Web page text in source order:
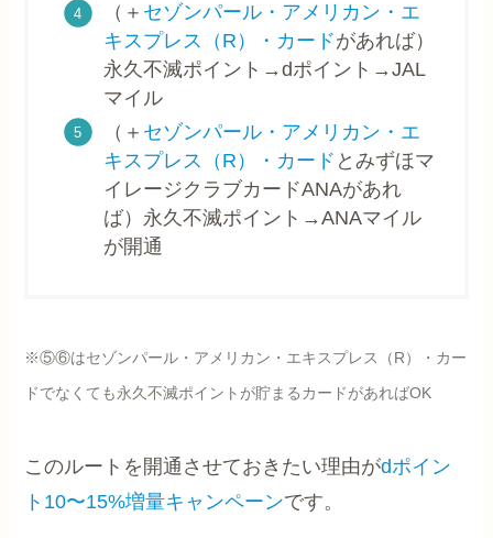
（＋ セゾンパール・アメリカン・エ
キスプレス（R）・カードがあれば）
永久不滅ポイント→dポイント→JAL
マイル
（＋ セゾンパール・アメリカン・エ
キスプレス（R）・カード とみずほマ
イレージクラブカードANAがあれ
ば）永久不滅ポイント→ANAマイル
が開通
※⑤⑥はセゾンパール・アメリカン・エキスプレス（R）・カー
ドでなくても永久不滅ポイントが貯まるカードがあればOK
このルートを開通させておきたい理由がdポイン
ト10〜15%増量キャンペーンです。